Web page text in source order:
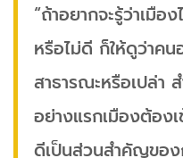
“ถ้าอยากจะรู้ว่าเมื
หรือไม่ดี ก็ให้ดูว่าค
สาธารณะหรือเปล่า
อย่างแรกเมืองต้อง
ดีเป็นส่วนสำคัญขอ